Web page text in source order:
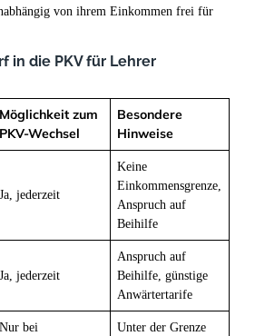
von ihrem Einkommen frei für
in die PKV für Lehrer
Möglichkeit zum
PKV-Wechsel
Besondere
Hinweise
Ja, jederzeit
Keine
Einkommensgrenze,
Anspruch auf
Beihilfe
Ja, jederzeit
Anspruch auf
Beihilfe, günstige
Anwärtertarife
Nur bei
Unter der Grenze